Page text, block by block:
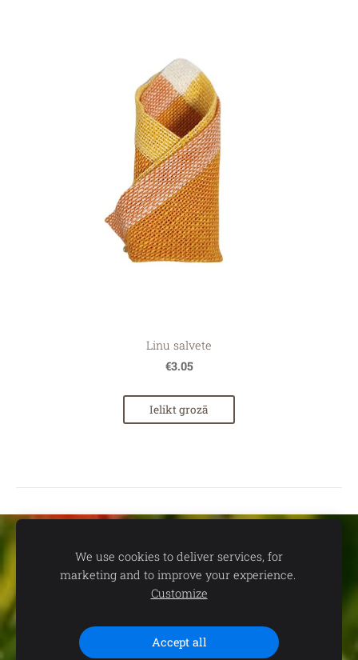
Linu salvete
€3.05
Ielikt grozā
dāvanu un suvenīru veikals TEV:
Aleksandra Čaka ielā 22,
15.00 | Svētdienās un svētku dienās - SLĒGTS 📞Saziņai:
29102646 (+WhatsApp)
We use cookies to deliver services, for
marketing and to improve your experience.
Customize
Accept all